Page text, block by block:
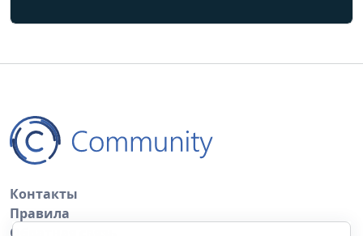
Контакты
Правила